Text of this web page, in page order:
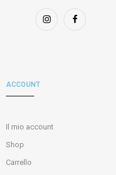
ACCOUNT
Il mio account
Shop
Carrello